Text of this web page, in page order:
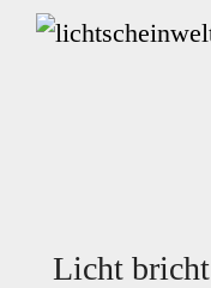
Zum
Licht bricht